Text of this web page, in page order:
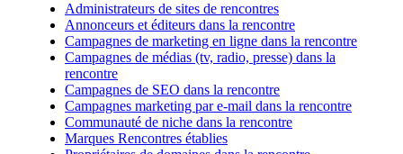
Administrateurs de sites de rencontres
Annonceurs et éditeurs dans la rencontre
Campagnes de marketing en ligne dans la rencontre
Campagnes de médias (tv, radio, presse) dans la
rencontre
Campagnes de SEO dans la rencontre
Campagnes marketing par e-mail dans la rencontre
Communauté de niche dans la rencontre
Marques Rencontres établies